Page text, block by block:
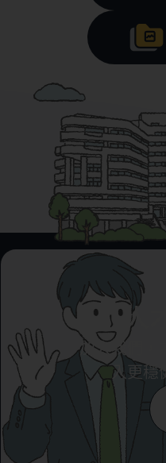
人
加入我們，
入更穩